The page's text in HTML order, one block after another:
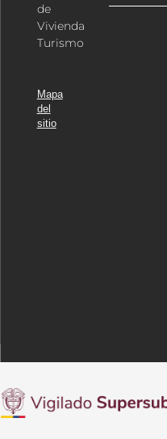
de
Vivienda
Turismo
Mapa
del
sitio